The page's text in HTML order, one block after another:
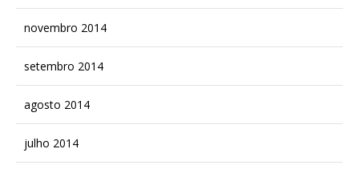
novembro 2014
setembro 2014
agosto 2014
julho 2014